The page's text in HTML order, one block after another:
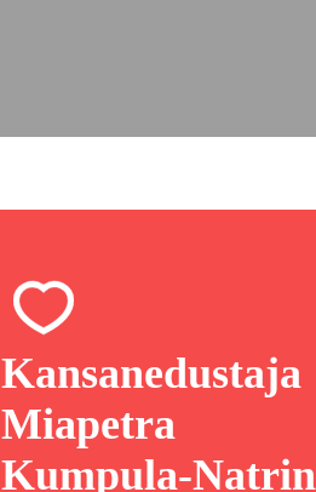
Kansanedustaja
Miapetra
Kumpula-Natrin